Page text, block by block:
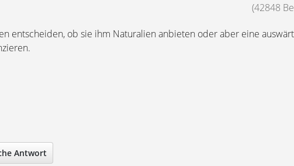
(42848
entscheiden, ob sie ihm Naturalien anbieten oder aber eine
e Antwort